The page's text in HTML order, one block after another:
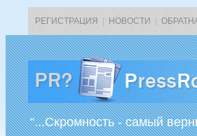
РЕГИСТРАЦИЯ НОВОСТИ
“...Скромность - самый